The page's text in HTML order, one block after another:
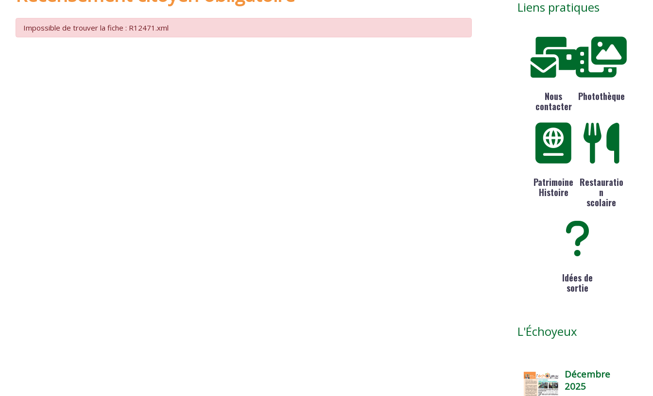
Impossible de trouver la fiche : R12471.xml
Liens pratiques
Nous
contacter
Photothèque
Patrimoine
Histoire
Restauratio
n
scolaire
Idées de
sortie
L'Échoyeux
Décembre
2025